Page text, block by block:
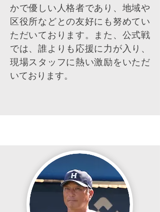
かで優しい人格者であり、地域や
区役所などとの友好にも努めてい
ただいております。また、公式戦
では、誰よりも応援に力が入り、
現場スタッフに熱い激励をいただ
いております。